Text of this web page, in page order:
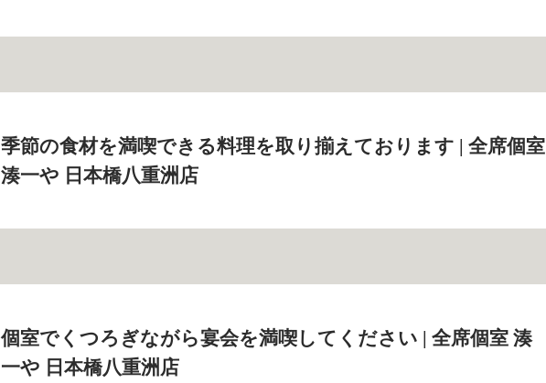
季節の食材を満喫できる料理を取り揃えております | 全席個室
湊一や 日本橋八重洲店
個室でくつろぎながら宴会を満喫してください | 全席個室 湊
一や 日本橋八重洲店